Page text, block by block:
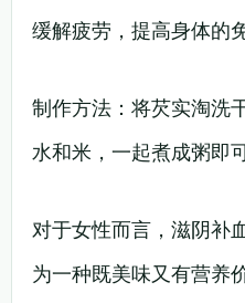
缓解疲劳，提高身体的
制作方法：将芡实淘洗
水和米，一起煮成粥即可
对于女性而言，滋阴补
为一种既美味又有营养